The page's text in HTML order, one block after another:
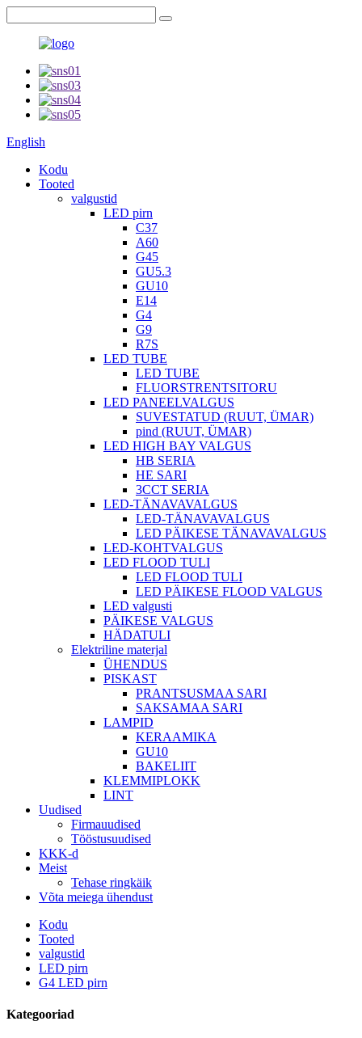
English
Kodu
Tooted
valgustid
LED pirn
C37
A60
G45
GU5.3
GU10
E14
G4
G9
R7S
LED TUBE
LED TUBE
FLUORSTRENTSITORU
LED PANEELVALGUS
SUVESTATUD (RUUT, ÜMAR)
pind (RUUT, ÜMAR)
LED HIGH BAY VALGUS
HB SERIA
HE SARI
3CCT SERIA
LED-TÄNAVAVALGUS
LED-TÄNAVAVALGUS
LED PÄIKESE TÄNAVAVALGUS
LED-KOHTVALGUS
LED FLOOD TULI
LED FLOOD TULI
LED PÄIKESE FLOOD VALGUS
LED valgusti
PÄIKESE VALGUS
HÄDATULI
Elektriline materjal
ÜHENDUS
PISKAST
PRANTSUSMAA SARI
SAKSAMAA SARI
LAMPID
KERAAMIKA
GU10
BAKELIIT
KLEMMIPLOKK
LINT
Uudised
Firmauudised
Tööstusuudised
KKK-d
Meist
Tehase ringkäik
Võta meiega ühendust
Kodu
Tooted
valgustid
LED pirn
G4 LED pirn
Kategooriad